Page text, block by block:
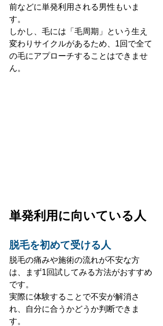
前などに単発利用される男性もいま
す。
しかし、毛には「毛周期」という生え
変わりサイクルがあるため、1回で全て
の毛にアプローチすることはできませ
ん。
単発利用に向いている人
脱毛を初めて受ける人
脱毛の痛みや施術の流れが不安な方
は、まず1回試してみる方法がおすすめ
です。
実際に体験することで不安が解消さ
れ、自分に合うかどうか判断できま
す。